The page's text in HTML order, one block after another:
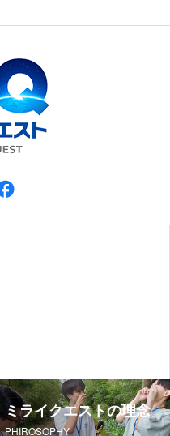
ミライクエストの理念
PHIROSOPHY